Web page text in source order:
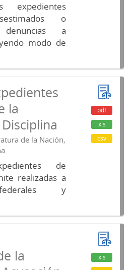
o
a
modo de
la
de la Nación,
de
realizadas a
y
pdf
xls
csv
la
xls